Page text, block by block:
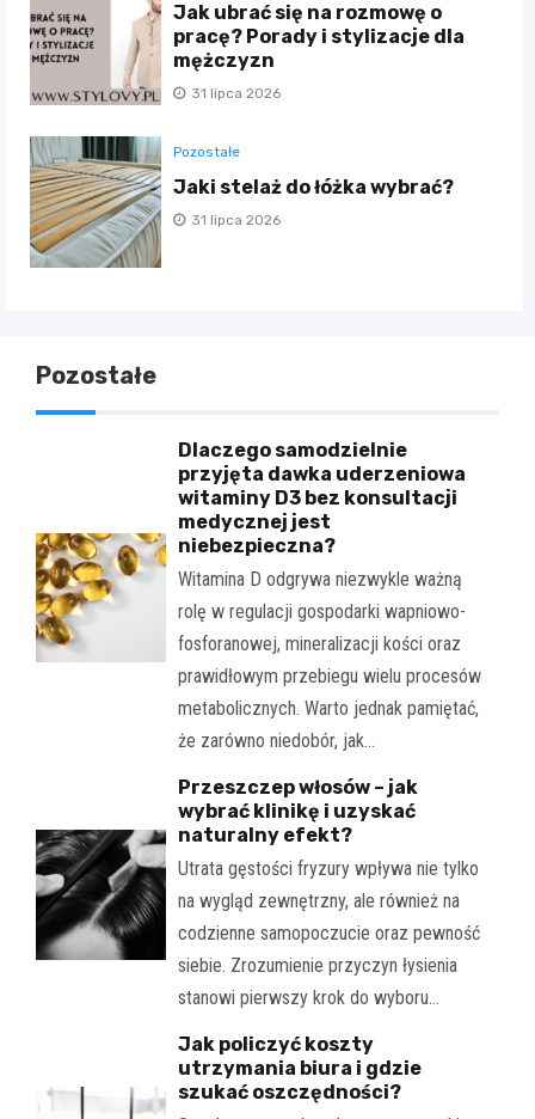
Jak ubrać się na rozmowę o
pracę? Porady i stylizacje dla
mężczyzn
31 lipca 2026
Pozostałe
Jaki stelaż do łóżka wybrać?
31 lipca 2026
Pozostałe
Dlaczego samodzielnie
przyjęta dawka uderzeniowa
witaminy D3 bez konsultacji
medycznej jest
niebezpieczna?
Witamina D odgrywa niezwykle ważną
rolę w regulacji gospodarki wapniowo-
fosforanowej, mineralizacji kości oraz
prawidłowym przebiegu wielu procesów
metabolicznych. Warto jednak pamiętać,
że zarówno niedobór, jak…
Przeszczep włosów – jak
wybrać klinikę i uzyskać
naturalny efekt?
Utrata gęstości fryzury wpływa nie tylko
na wygląd zewnętrzny, ale również na
codzienne samopoczucie oraz pewność
siebie. Zrozumienie przyczyn łysienia
stanowi pierwszy krok do wyboru…
Jak policzyć koszty
utrzymania biura i gdzie
szukać oszczędności?